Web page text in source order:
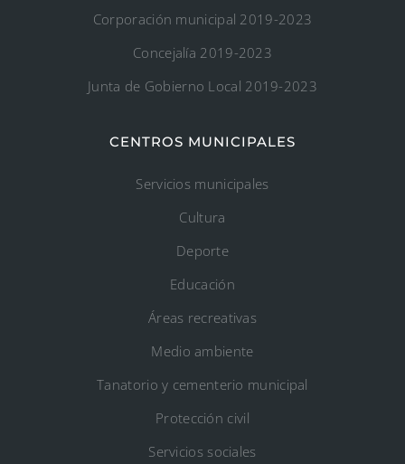
Corporación municipal 2019-2023
Concejalía 2019-2023
Junta de Gobierno Local 2019-2023
CENTROS MUNICIPALES
Servicios municipales
Cultura
Deporte
Educación
Áreas recreativas
Medio ambiente
Tanatorio y cementerio municipal
Protección civil
Servicios sociales